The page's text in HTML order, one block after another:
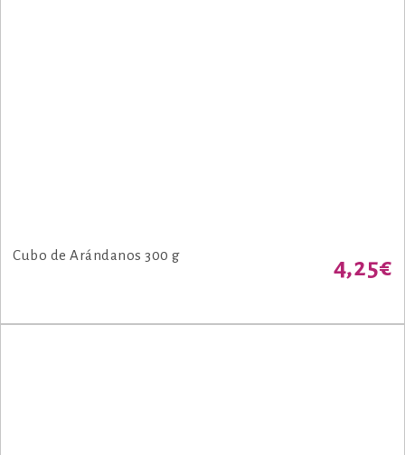
Cubo de Arándanos 300 g 4,25€